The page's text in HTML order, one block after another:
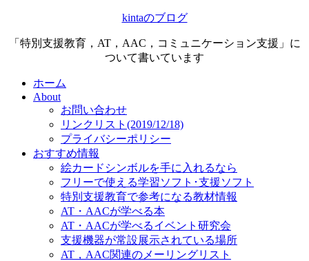
kintaのブログ
「特別支援教育，AT，AAC，コミュニケーション支援」に
ついて書いています
ホーム
About
お問い合わせ
リンクリスト(2019/12/18)
プライバシーポリシー
おすすめ情報
絵カードシンボルを手に入れるなら
フリーで使える学習ソフト･支援ソフト
特別支援教育で参考になる教材情報
AT・AACが学べる本
AT・AACが学べるイベント研究会
支援機器が常設展示されている場所
AT，AAC関連のメーリングリスト